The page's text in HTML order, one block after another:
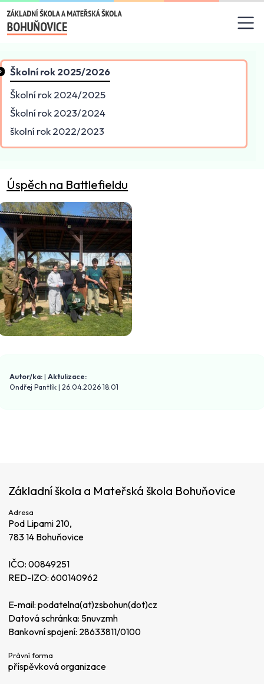
Základní škola a mateřská
Školní rok 2025/2026
Školní rok 2024/2025
Školní rok 2023/2024
školní rok 2022/2023
Úspěch na Battlefieldu
Autor/ka:| Aktulizace:
Ondřej Pantlík| 26.04.2026 18:01
Základní škola a Mateřská škola Bohuňovice
Adresa
Pod Lipami 210,
783 14 Bohuňovice
IČO: 00849251
RED-IZO: 600140962
E-mail: podatelna(at)zsbohun(dot)cz
Datová schránka: 5nuvzmh
Bankovní spojení: 28633811/0100
Právní forma
příspěvková organizace